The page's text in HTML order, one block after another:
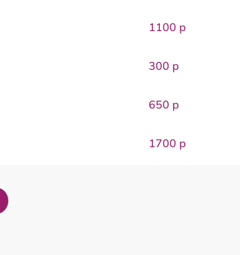
1100 р
300 р
650 р
1700 р